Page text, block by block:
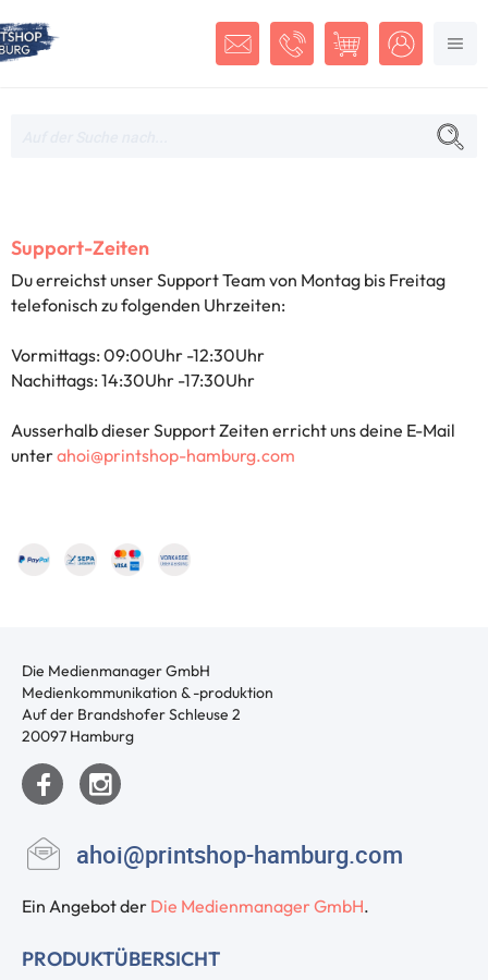
Support-Zeiten
Du erreichst unser Support Team von Montag bis Freitag
telefonisch zu folgenden Uhrzeiten:
Vormittags: 09:00Uhr -12:30Uhr
Nachittags: 14:30Uhr -17:30Uhr
Ausserhalb dieser Support Zeiten erricht uns deine E-Mail
unterahoi@printshop-hamburg.com
Die Medienmanager GmbH
Medienkommunikation & -produktion
Auf der Brandshofer Schleuse 2
20097 Hamburg
ahoi@printshop-hamburg.com
Ein Angebot der Die Medienmanager GmbH.
PRODUKTÜBERSICHT